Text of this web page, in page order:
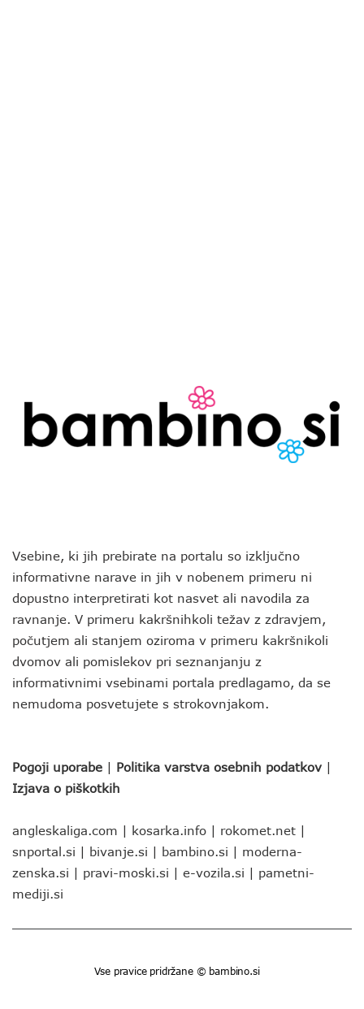
Vsebine, ki jih prebirate na portalu so izključno
informativne narave in jih v nobenem primeru ni
dopustno interpretirati kot nasvet ali navodila za
ravnanje. V primeru kakršnihkoli težav z zdravjem,
počutjem ali stanjem oziroma v primeru kakršnikoli
dvomov ali pomislekov pri seznanjanju z
informativnimi vsebinami portala predlagamo, da se
nemudoma posvetujete s strokovnjakom.
Pogoji uporabe | Politika varstva osebnih podatkov |
Izjava o piškotkih
angleskaliga.com | kosarka.info | rokomet.net |
snportal.si | bivanje.si | bambino.si | moderna-
zenska.si | pravi-moski.si | e-vozila.si | pametni-
mediji.si
Vse pravice pridržane © bambino.si